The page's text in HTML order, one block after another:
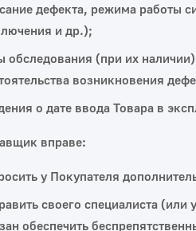
дефекта, режима работы
и др.);
обследования (при их
возникновения
о дате ввода Товара в
вправе:
у Покупателя
своего специалиста
обеспечить